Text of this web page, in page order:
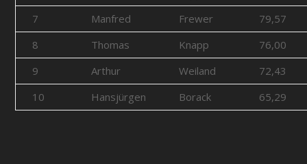
7
Manfred Frewer
79,57
8
Thomas Knapp
76,00
9
Arthur Weiland
72,43
10
Hansjürgen Borack 65,29